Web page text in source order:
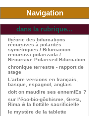
Navigation
dans la rubrique...
théorie des bifurcations
récursives à polarités
symétriques / Bifurcacion
recursiva polarizada /
Recursive Polarised Bifurcation
chronique terrestre - rapport de
stage
L’arbre versions en français,
basque, espagnol, anglais
doit on maudire ses ennemiEs ?
sur l’éco-bio-gôchisme, Greta,
Rima & la flottille sacrificielle
le mystère de la tablette